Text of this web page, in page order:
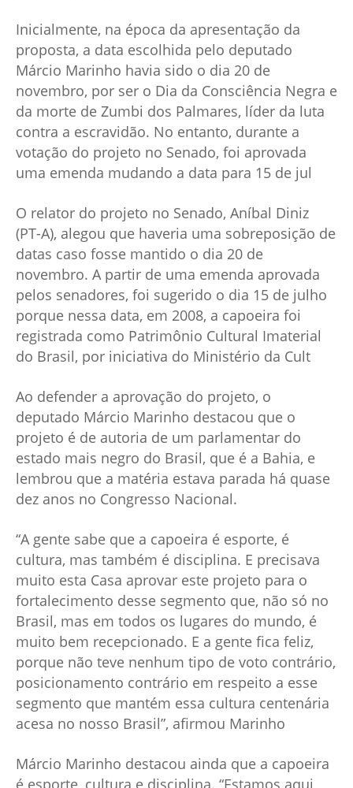
Inicialmente, na época da apresentação da
proposta, a data escolhida pelo deputado
Márcio Marinho havia sido o dia 20 de
novembro, por ser o Dia da Consciência Negra e
da morte de Zumbi dos Palmares, líder da luta
contra a escravidão. No entanto, durante a
votação do projeto no Senado, foi aprovada
uma emenda mudando a data para 15 de jul
O relator do projeto no Senado, Aníbal Diniz
(PT-A), alegou que haveria uma sobreposição de
datas caso fosse mantido o dia 20 de
novembro. A partir de uma emenda aprovada
pelos senadores, foi sugerido o dia 15 de julho
porque nessa data, em 2008, a capoeira foi
registrada como Patrimônio Cultural Imaterial
do Brasil, por iniciativa do Ministério da Cult
Ao defender a aprovação do projeto, o
deputado Márcio Marinho destacou que o
projeto é de autoria de um parlamentar do
estado mais negro do Brasil, que é a Bahia, e
lembrou que a matéria estava parada há quase
dez anos no Congresso Nacional.
“A gente sabe que a capoeira é esporte, é
cultura, mas também é disciplina. E precisava
muito esta Casa aprovar este projeto para o
fortalecimento desse segmento que, não só no
Brasil, mas em todos os lugares do mundo, é
muito bem recepcionado. E a gente fica feliz,
porque não teve nenhum tipo de voto contrário,
posicionamento contrário em respeito a esse
segmento que mantém essa cultura centenária
acesa no nosso Brasil”, afirmou Marinho
Márcio Marinho destacou ainda que a capoeira
é esporte, cultura e disciplina. “Estamos aqui